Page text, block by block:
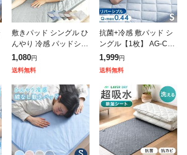
敷きパッド シングル ひ
んやり 冷感 パッドシー
ツ 薄手 軽量 速乾 夏 夏
用 シングルサイズ 接触
超速
1,080円
送料無料
抗菌+冷感 敷パッド シ
ングル【1枚】 AG-CO
OL リバーシブル 接触
冷感 銀イオン 抗菌 防
冷感
1,999円
送料無料